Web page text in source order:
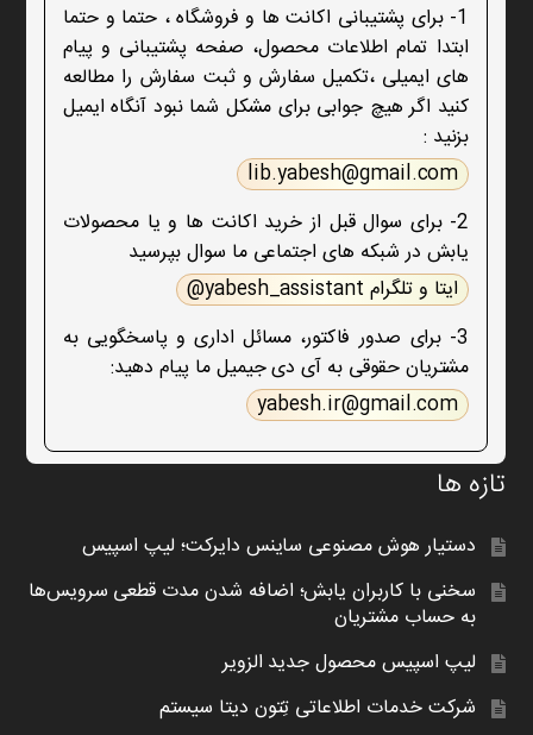
1- برای پشتیبانی اکانت ها و فروشگاه ، حتما و حتما
ابتدا تمام اطلاعات محصول، صفحه پشتیبانی و پیام
های ایمیلی ،تکمیل سفارش و ثبت سفارش را مطالعه
کنید اگر هیچ جوابی برای مشکل شما نبود آنگاه ایمیل
بزنید :
lib.yabesh@gmail.com
2- برای سوال قبل از خرید اکانت ها و یا محصولات
یابش در شبکه های اجتماعی ما سوال بپرسید
ایتا و تلگرام yabesh_assistant@
3- برای صدور فاکتور، مسائل اداری و پاسخگویی به
مشتریان حقوقی به آی دی جیمیل ما پیام دهید:
yabesh.ir@gmail.com
تازه ها
دستیار هوش مصنوعی ساینس دایرکت؛ لیپ اسپیس
سخنی با کاربران یابش؛ اضافه شدن مدت قطعی سرویس‌ها
به حساب مشتریان
لیپ اسپیس محصول جدید الزویر
شرکت خدمات اطلاعاتی تِتون دیتا سیستم